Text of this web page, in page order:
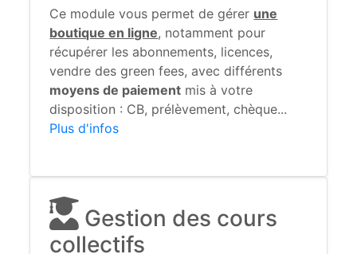
Ce module vous permet de gérer une
boutique en ligne, notamment pour
récupérer les abonnements, licences,
vendre des green fees, avec différents
moyens de paiement mis à votre
disposition : CB, prélèvement, chèque...
Plus d'infos
Gestion des cours
collectifs